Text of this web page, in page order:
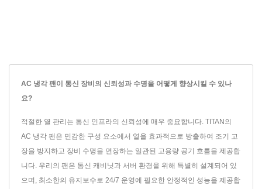
AC 냉각 팬이 통신 장비의 신뢰성과 수명을 어떻게 향상시킬 수 있나
요?
적절한 열 관리는 통신 인프라의 신뢰성에 매우 중요합니다. TITAN의
AC 냉각 팬은 민감한 구성 요소에서 열을 효과적으로 방출하여 조기 고
장을 방지하고 장비 수명을 연장하는 일관된 고용량 공기 흐름을 제공합
니다. 우리의 팬은 통신 캐비닛과 서버 환경을 위해 특별히 설계되어 있
으며, 최소한의 유지보수로 24/7 운영에 필요한 안정적인 성능을 제공합